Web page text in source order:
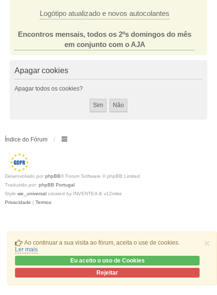
×
Ao continuar a sua visita ao fórum, aceita o use de cookies.
Ler mais
Eu aceito o uso de Cookies
Rejeitar
Logótipo atualizado e novos autocolantes
Encontros mensais, todos os 2ºs domingos do mês
em conjunto com o AJA
Apagar cookies
Apagar todos os cookies?
Índice do Fórum
Desenvolvido por phpBB® Forum Software © phpBB Limited
Traduzido por: phpBB Portugal
Style we_universal created by INVENTEA & v12mike
Privacidade | Termos